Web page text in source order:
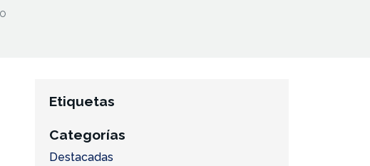
Etiquetas
Categorías
Destacadas